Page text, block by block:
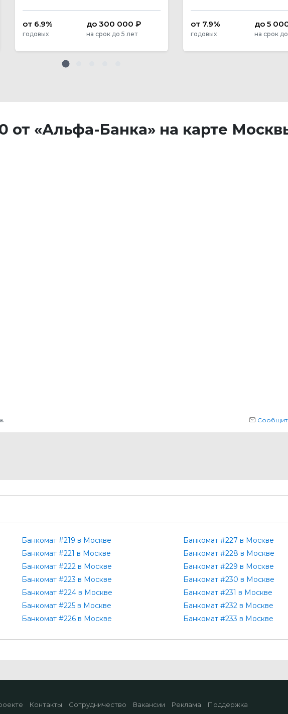
от 6.9%
годовых
до 300 000 ₽
на срок до 5 лет
от 7.9%
годовых
до 5
на срок
от «Альфа-Банка» на карте
Банкомат #219 в Москве
Банкомат #221 в Москве
Банкомат #222 в Москве
Банкомат #223 в Москве
Банкомат #224 в Москве
Банкомат #225 в Москве
Банкомат #226 в Москве
Банкомат #227 в Москве
Банкомат #228 в Москве
Банкомат #229 в Москве
Банкомат #230 в Москве
Банкомат #231 в Москве
Банкомат #232 в Москве
Банкомат #233 в Москве
Контакты Сотрудничество Вакансии Реклама Поддержка